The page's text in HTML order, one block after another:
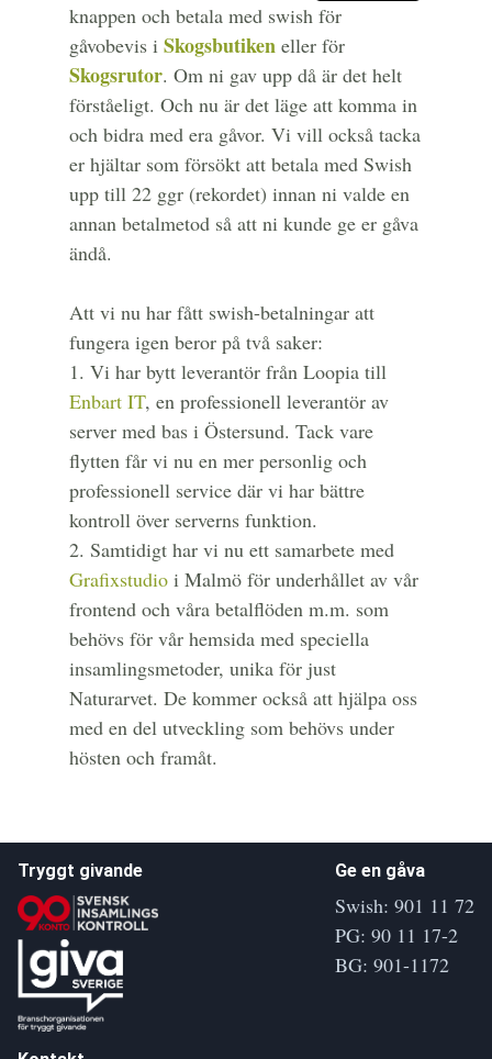
knappen och betala med swish för
gåvobevis i Skogsbutikeneller för
Skogsrutor. Om ni gav upp då är det helt
förståeligt. Och nu är det läge att komma in
och bidra med era gåvor. Vi vill också tacka
er hjältar som försökt att betala med Swish
upp till 22 ggr (rekordet) innan ni valde en
annan betalmetod så att ni kunde ge er gåva
ändå.
Att vi nu har fått swish-betalningar att
fungera igen beror på två saker:
1. Vi har bytt leverantör från Loopia till
Enbart IT, en professionell leverantör av
server med bas i Östersund. Tack vare
flytten får vi nu en mer personlig och
professionell service där vi har bättre
kontroll över serverns funktion.
2. Samtidigt har vi nu ett samarbete med
Grafixstudioi Malmö för underhållet av vår
frontend och våra betalflöden m.m. som
behövs för vår hemsida med speciella
insamlingsmetoder, unika för just
Naturarvet. De kommer också att hjälpa oss
med en del utveckling som behövs under
hösten och framåt.
Tryggt givande Ge en gåva
Swish: 901 11 72
PG: 90 11 17-2
BG: 901-1172